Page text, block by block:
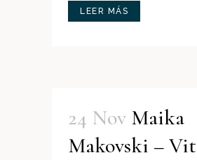
LEER MÁS
24 Nov Maika
Makovski –